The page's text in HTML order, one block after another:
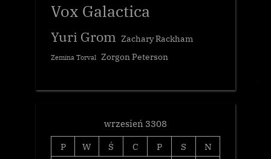
Vox Galactica
Yuri Grom Zachary Rackham
Zemina Torval Zorgon Peterson
wrzesień 3308
P
W Ś C P S
N